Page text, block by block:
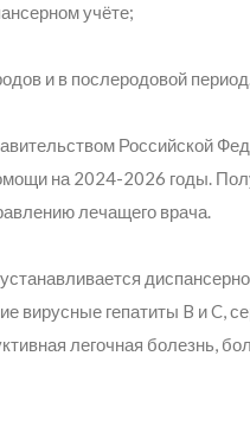
учёте;
и в послеродовой
Российской
на 2024-2026 годы.
лечащего врача.
вирусные гепатиты B и C,
легочная болезнь,